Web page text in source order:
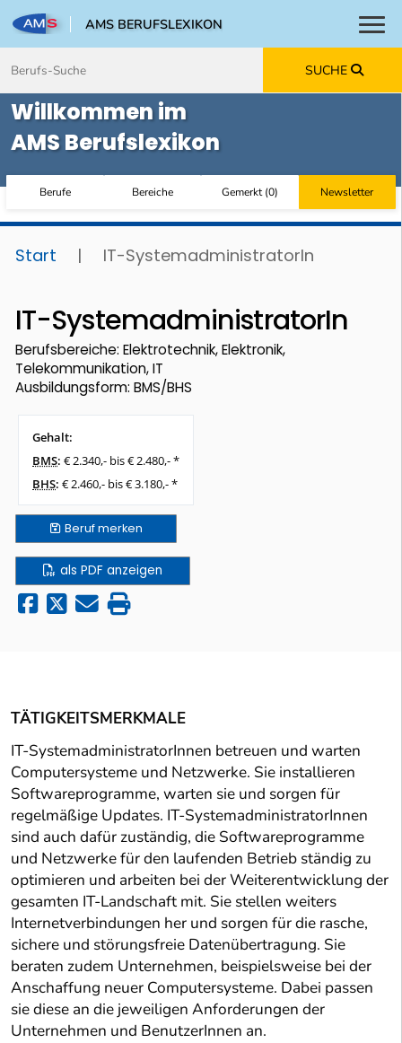
AMS BERUFSLEXIKON
SUCHE
Willkommen im
AMS Berufslexikon
Berufe Bereiche Gemerkt(0) Newsletter
Start | IT-SystemadministratorIn
IT-SystemadministratorIn
Berufsbereiche: Elektrotechnik, Elektronik,
Telekommunikation, IT
Ausbildungsform: BMS/BHS
Gehalt:
BMS: € 2.340,- bis € 2.480,- *
BHS: € 2.460,- bis € 3.180,- *
Berufmerken
als PDF anzeigen
TÄTIGKEITSMERKMALE
IT-SystemadministratorInnen betreuen und warten
Computersysteme und Netzwerke. Sie installieren
Softwareprogramme, warten sie und sorgen für
regelmäßige Updates. IT-SystemadministratorInnen
sind auch dafür zuständig, die Softwareprogramme
und Netzwerke für den laufenden Betrieb ständig zu
optimieren und arbeiten bei der Weiterentwicklung der
gesamten IT-Landschaft mit. Sie stellen weiters
Internetverbindungen her und sorgen für die rasche,
sichere und störungsfreie Datenübertragung. Sie
beraten zudem Unternehmen, beispielsweise bei der
Anschaffung neuer Computersysteme. Dabei passen
sie diese an die jeweiligen Anforderungen der
Unternehmen und BenutzerInnen an.